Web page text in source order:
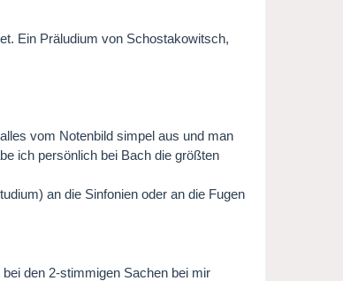
Ein Präludium von Schostakowitsch,
vom Notenbild simpel aus und man
ich persönlich bei Bach die größten
an die Sinfonien oder an die Fugen
den 2-stimmigen Sachen bei mir